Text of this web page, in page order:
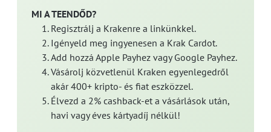
MI A TEENDŐD?
Regisztrálj a Krakenre a linkünkkel.
Igényeld meg ingyenesen a Krak Cardot.
Add hozzá Apple Payhez vagy Google Payhez.
Vásárolj közvetlenül Kraken egyenlegedről
akár 400+ kripto- és fiat eszközzel.
Élvezd a 2% cashback-et a vásárlások után,
havi vagy éves kártyadíj nélkül!